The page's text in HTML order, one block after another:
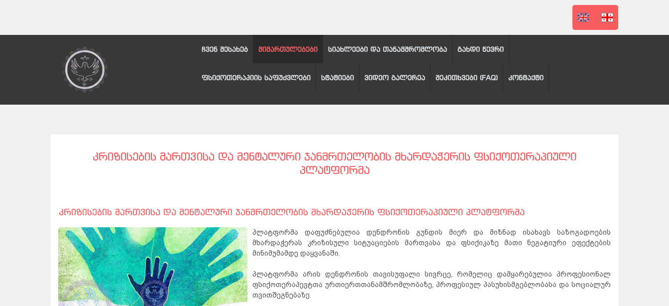
ჩვენ შესახებ მიმართულებები სიახლეები და თანამშრომლობა გახდი წევრი
ფსიქოთერაპიის საფუძვლები სტატიები ვიდეო გალერეა შეკითხვები (FAQ) კონტაქტი
ᲙᲠᲘᲖᲘᲡᲔᲑᲘᲡ ᲛᲐᲠᲗᲕᲘᲡᲐ ᲓᲐ ᲛᲔᲜᲢᲐᲚᲣᲠᲘ ᲯᲐᲜᲛᲠᲗᲔᲚᲝᲑᲘᲡ ᲛᲮᲐᲠᲓᲐᲭᲔᲠᲘᲡ ᲤᲡᲘᲥᲝᲗᲔᲠᲐᲞᲘᲣᲚᲘ
ᲞᲚᲐᲢᲤᲝᲠᲛᲐ
კრიზისების მართვისა და მენტალური ჯანმრთელობის მხარდაჭერის ფსიქოთერაპიული პლატფორმა
პლატფორმა დაფუძნებულია დენდრონის გუნდის მიერ და მიზნად ისახავს საზოგადოების
მხარდაჭერას კრიზისული სიტუაციების მართვასა და ფსიქიკაზე მათი ნეგატიური ეფექტების
მინიმუმამდე დაყვანაში.
პლატფორმა არის დენდრონის თავისუფალი სივრცე, რომელიც დამყარებულია პროფესიონალ
ფსიქოთერაპევტთა ურთიერთთანამშრომლობაზე, პროფესიულ პასუხისმგებლობასა და სოციალურ
თვითშეგნებაზე.